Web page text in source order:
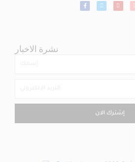
نشرة الاخبار
إشترك الان